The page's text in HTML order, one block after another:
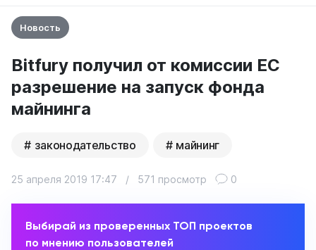
Новость
Bitfury получил от комиссии ЕС
разрешение на запуск фонда
майнинга
законодательство майнинг
25 апреля 2019 17:47 / 571 просмотр 0
Выбирай из проверенных ТОП проектов
по мнению пользователей